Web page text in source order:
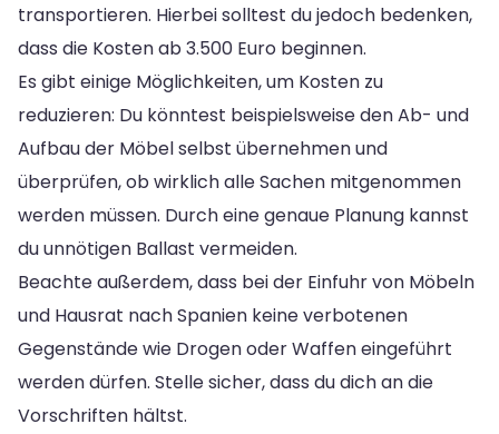
transportieren. Hierbei solltest du jedoch bedenken,
dass die Kosten ab 3.500 Euro beginnen.
Es gibt einige Möglichkeiten, um Kosten zu
reduzieren: Du könntest beispielsweise den Ab- und
Aufbau der Möbel selbst übernehmen und
überprüfen, ob wirklich alle Sachen mitgenommen
werden müssen. Durch eine genaue Planung kannst
du unnötigen Ballast vermeiden.
Beachte außerdem, dass bei der Einfuhr von Möbeln
und Hausrat nach Spanien keine verbotenen
Gegenstände wie Drogen oder Waffen eingeführt
werden dürfen. Stelle sicher, dass du dich an die
Vorschriften hältst.